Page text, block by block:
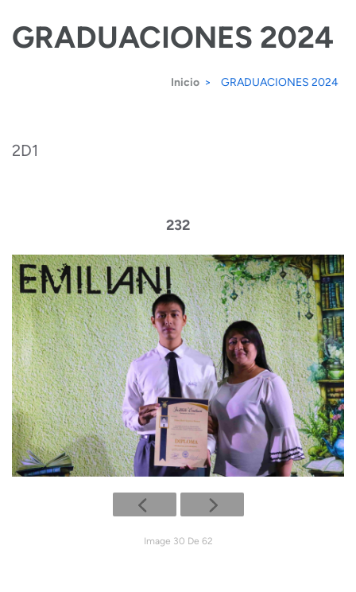
tecla
GRADUACIONES 2024
Inicio > GRADUACIONES 2024
2D1
232
Image 30 De 62